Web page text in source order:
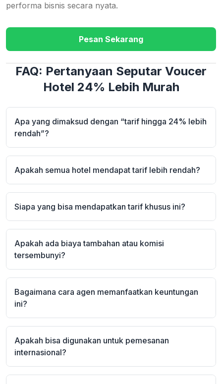
performa bisnis secara nyata.
Pesan Sekarang
FAQ: Pertanyaan Seputar Voucer
Hotel 24% Lebih Murah
Apa yang dimaksud dengan “tarif hingga 24% lebih
rendah”?
Apakah semua hotel mendapat tarif lebih rendah?
Siapa yang bisa mendapatkan tarif khusus ini?
Apakah ada biaya tambahan atau komisi
tersembunyi?
Bagaimana cara agen memanfaatkan keuntungan
ini?
Apakah bisa digunakan untuk pemesanan
internasional?